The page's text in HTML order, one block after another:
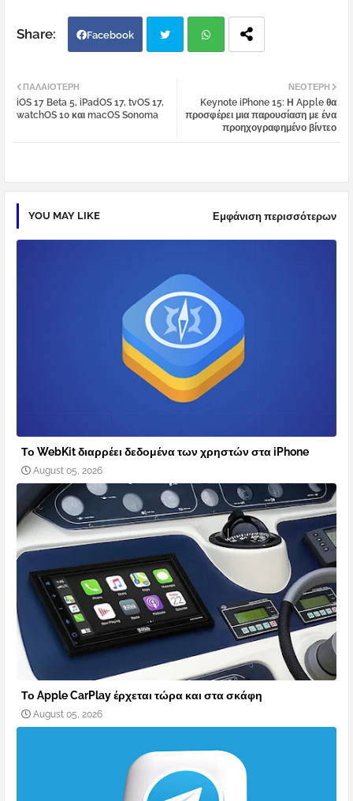
Facebook
tter atsa
ΝΕΌΤΕΡΗ
Keynote iPhone 15: Η Apple θα
προσφέρει μια παρουσίαση με ένα
προηχογραφημένο βίντεο
ΠΑΛΑΙΌΤΕΡΗ
iOS 17 Beta 5, iPadOS 17, tvOS 17,
watchOS 10 και macOS Sonoma
YOU MAY LIKE Εμφάνιση περισσότερων
Το WebKit διαρρέει δεδομένα των χρηστών στα iPhone
August 05, 2026
Το Apple CarPlay έρχεται τώρα και στα σκάφη
August 05, 2026